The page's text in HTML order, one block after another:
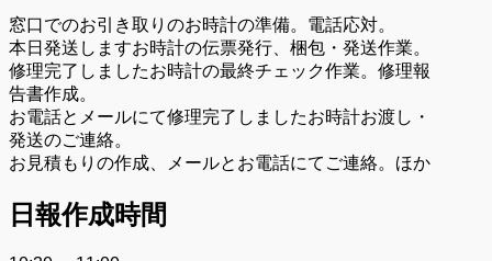
窓口でのお引き取りのお時計の準備。電話応対。
本日発送しますお時計の伝票発行、梱包・発送作業。
修理完了しましたお時計の最終チェック作業。修理報
告書作成。
お電話とメールにて修理完了しましたお時計お渡し・
発送のご連絡。
お見積もりの作成、メールとお電話にてご連絡。ほか
日報作成時間